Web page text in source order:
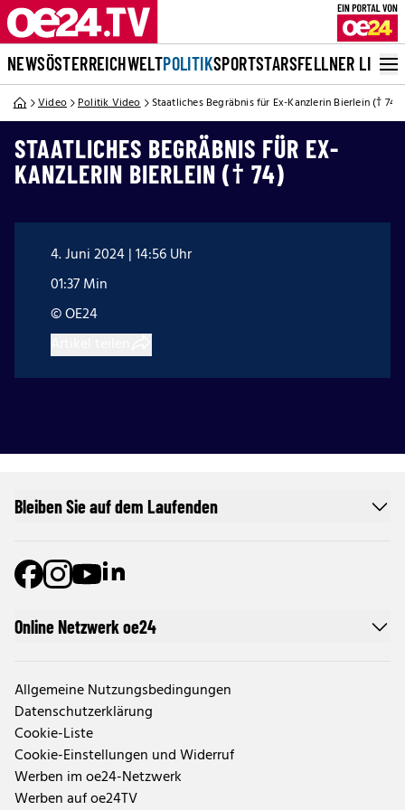
NEWSÖSTERREICHWELTPOLITIKSPORTSTARSFELLNER LIVE
Video Politik Video Staatliches Begräbnis für Ex-Kanzlerin Bierlein († 74)
STAATLICHES BEGRÄBNIS FÜR EX-
KANZLERIN BIERLEIN († 74)
4. Juni 2024 | 14:56 Uhr
01:37 Min
© OE24
Online Netzwerk oe24
Allgemeine Nutzungsbedingungen
Datenschutzerklärung
Cookie-Liste
Cookie-Einstellungen und Widerruf
Werben im oe24-Netzwerk
Werben auf oe24TV
Bleiben Sie auf dem Laufenden